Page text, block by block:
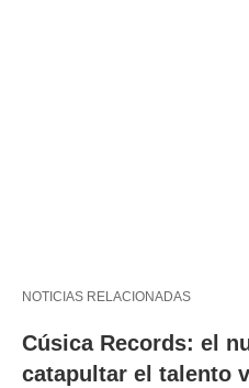
NOTICIAS RELACIONADAS
Cúsica Records: el
catapultar el talento